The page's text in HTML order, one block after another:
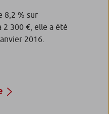
8,2 % sur
2 300 €, elle a été
2016.